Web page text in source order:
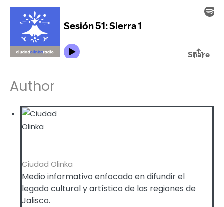
Author
Ciudad Olinka
Medio informativo enfocado en difundir el
legado cultural y artístico de las regiones de
Jalisco.